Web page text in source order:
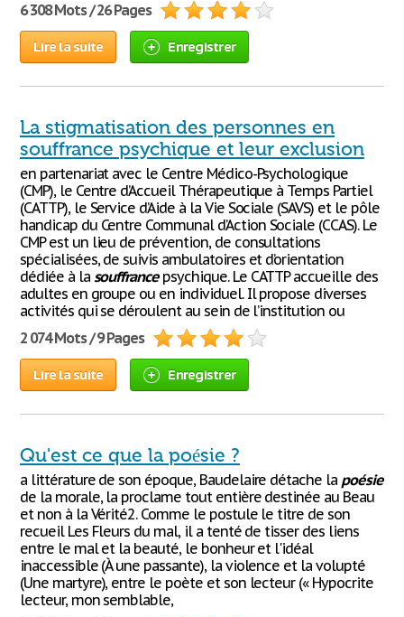
6 308 Mots / 26 Pages
Lire la suite Enregistrer
La stigmatisation des personnes en
souffrance psychique et leur exclusion
en partenariat avec le Centre Médico-Psychologique
(CMP), le Centre d’Accueil Thérapeutique à Temps Partiel
(CATTP), le Service d’Aide à la Vie Sociale (SAVS) et le pôle
handicap du Centre Communal d’Action Sociale (CCAS). Le
CMP est un lieu de prévention, de consultations
spécialisées, de suivis ambulatoires et d’orientation
dédiée à la souffrancepsychique. Le CATTP accueille des
adultes en groupe ou en individuel. Il propose diverses
activités qui se déroulent au sein de l’institution ou
2 074 Mots / 9 Pages
Lire la suite Enregistrer
Qu'est ce que la poésie ?
a littérature de son époque, Baudelaire détache la poésie
de la morale, la proclame tout entière destinée au Beau
et non à la Vérité2. Comme le postule le titre de son
recueil Les Fleurs du mal, il a tenté de tisser des liens
entre le mal et la beauté, le bonheur et l'idéal
inaccessible (À une passante), la violence et la volupté
(Une martyre), entre le poète et son lecteur (« Hypocrite
lecteur, mon semblable,